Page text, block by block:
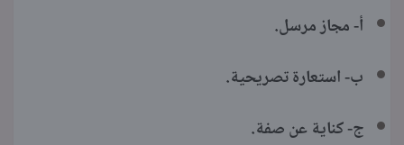
أ- مجاز مرسل.
ب- استعارة تصريحية.
ج- كناية عن صفة.